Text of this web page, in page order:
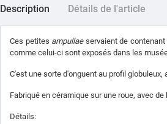
Description Détails de l'article
Ces petites ampullaeservaient de contenant
comme celui-ci sont exposés dans les
C'est une sorte d'onguent au profil
Fabriqué en céramique sur une roue, avec
Détails: